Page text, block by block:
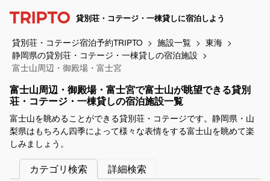
貸別荘・コテージ・一棟貸しに宿泊しよう
貸別荘・コテージ宿泊予約TRIPTO 施設一覧
東海
静岡県の貸別荘・コテージ・一棟貸しの宿泊施設
富士山周辺・御殿場・富士宮
富士山周辺・御殿場・富士宮で富士山が眺望できる貸別
荘・コテージ・一棟貸しの宿泊施設一覧
富士山を眺めることができる貸別荘・コテージです。静岡県・山
梨県はもちろん四季によって様々な表情をする富士山を眺めて楽
しみましょう。
カテゴリ検索
詳細検索